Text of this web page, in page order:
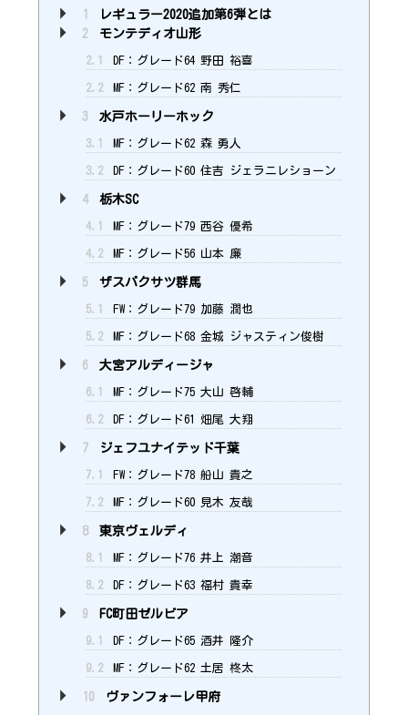
1
レギュラー2020追加第6弾とは
2
モンテディオ山形
2.1 DF：グレード64 野田 裕喜
2.2 MF：グレード62 南 秀仁
3 水戸ホーリーホック
3.1 MF：グレード62 森 勇人
3.2 DF：グレード60 住吉 ジェラニレショーン
4 栃木SC
4.1 MF：グレード79 西谷 優希
4.2 MF：グレード56 山本 廉
5 ザスパクサツ群馬
5.1 FW：グレード79 加藤 潤也
5.2 MF：グレード68 金城 ジャスティン俊樹
6 大宮アルディージャ
6.1 MF：グレード75 大山 啓輔
6.2 DF：グレード61 畑尾 大翔
7 ジェフユナイテッド千葉
7.1 FW：グレード78 船山 貴之
7.2 MF：グレード60 見木 友哉
8 東京ヴェルディ
8.1 MF：グレード76 井上 潮音
8.2 DF：グレード63 福村 貴幸
9 FC町田ゼルビア
9.1 DF：グレード65 酒井 隆介
9.2 MF：グレード62 土居 柊太
10 ヴァンフォーレ甲府